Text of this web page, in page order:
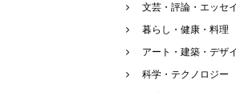
文芸・評論・エッセイ
暮らし・健康・料理
アート・建築・デザ
科学・テクノロジー